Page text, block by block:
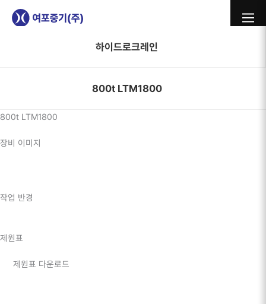
건너뛰기
보유장비
하이드로크레인
800t LTM1800
800t LTM1800
장비 이미지
작업 반경
제원표
제원표 다운로드